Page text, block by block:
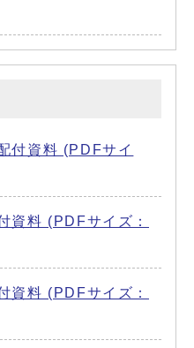
付資料 (PDFサイ
資料 (PDFサイズ：
資料 (PDFサイズ：